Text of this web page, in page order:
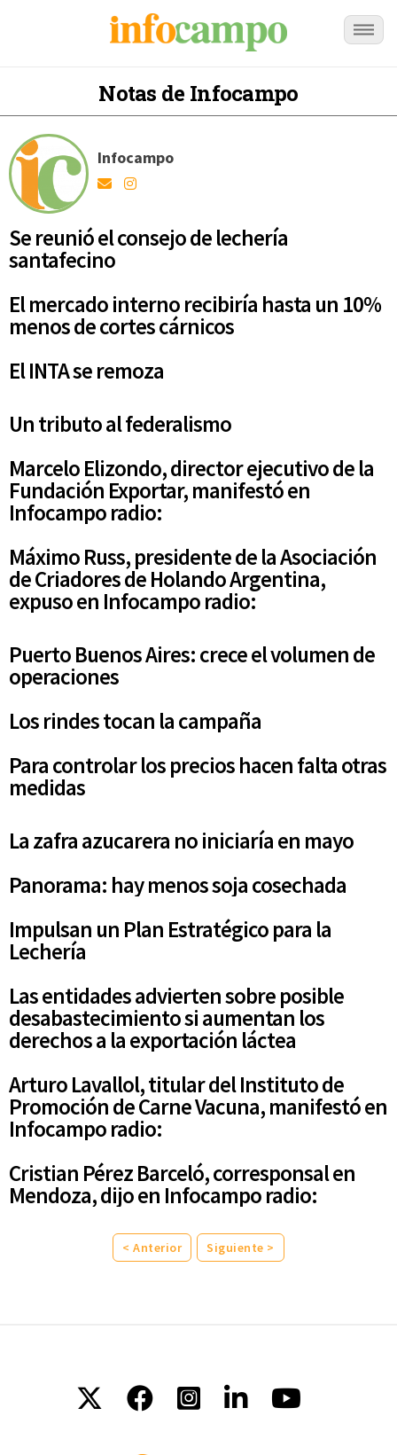
Notas de Infocampo
Infocampo
Se reunió el consejo de lechería
santafecino
El mercado interno recibiría hasta un 10%
menos de cortes cárnicos
El INTA se remoza
Un tributo al federalismo
Marcelo Elizondo, director ejecutivo de la
Fundación Exportar, manifestó en
Infocampo radio:
Máximo Russ, presidente de la Asociación
de Criadores de Holando Argentina,
expuso en Infocampo radio:
Puerto Buenos Aires: crece el volumen de
operaciones
Los rindes tocan la campaña
Para controlar los precios hacen falta otras
medidas
La zafra azucarera no iniciaría en mayo
Panorama: hay menos soja cosechada
Impulsan un Plan Estratégico para la
Lechería
Las entidades advierten sobre posible
desabastecimiento si aumentan los
derechos a la exportación láctea
Arturo Lavallol, titular del Instituto de
Promoción de Carne Vacuna, manifestó en
Infocampo radio:
Cristian Pérez Barceló, corresponsal en
Mendoza, dijo en Infocampo radio:
< Anterior Siguiente >